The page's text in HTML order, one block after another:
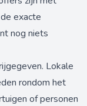
exacte
nog niets
Lokale
rondom het
of personen